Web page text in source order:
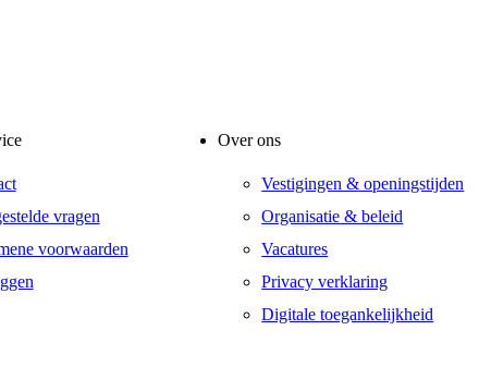
vragen
voorwaarden
Over ons
Vestigingen & openingstijden
Organisatie & beleid
Vacatures
Privacy verklaring
Digitale toegankelijkheid